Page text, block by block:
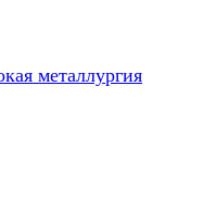
металлургия